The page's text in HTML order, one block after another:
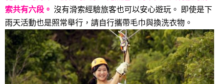
索共有六段。 沒有滑索經驗旅客也可以安心遊玩。 即使是下
雨天活動也是照常舉行，請自行攜帶毛巾與換洗衣物。